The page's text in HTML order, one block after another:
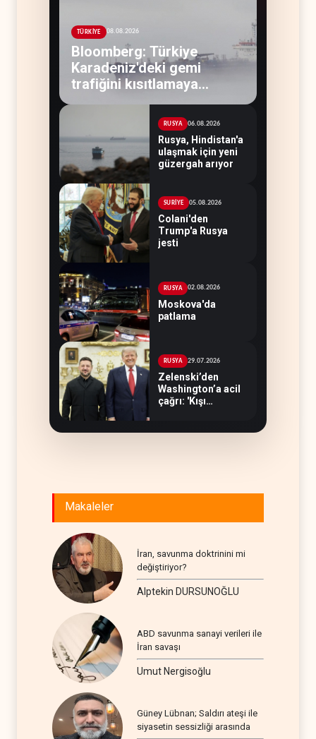
TÜRKİYE 08.08.2026
Bloomberg: Türkiye
Karadeniz'deki gemi
trafiğini kısıtlamaya
RUSYA 06.08.2026
Rusya, Hindistan'a
ulaşmak için yeni
güzergah arıyor
SURİYE 05.08.2026
Colani'den
Trump'a Rusya
jesti
RUSYA 02.08.2026
Moskova'da
patlama
RUSYA 29.07.2026
Zelenski’den
Washington’a acil
çağrı: 'Kışı
Makaleler
İran, savunma doktrinini mi
değiştiriyor?
Alptekin DURSUNOĞLU
ABD savunma sanayi verileri ile
İran savaşı
Umut Nergisoğlu
Güney Lübnan; Saldırı ateşi ile
siyasetin sessizliği arasında